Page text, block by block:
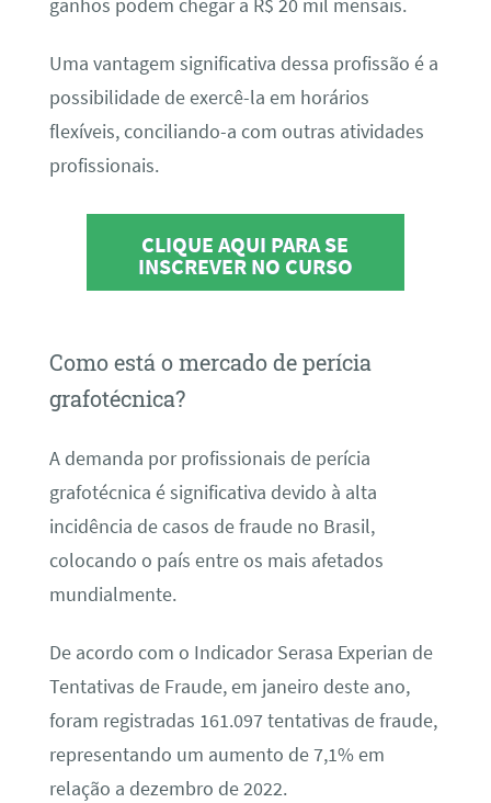
ganhos podem chegar a R$ 20 mil mensais.
Uma vantagem significativa dessa profissão é a
possibilidade de exercê-la em horários
flexíveis, conciliando-a com outras atividades
profissionais.
CLIQUE AQUI PARA SE
INSCREVER NO CURSO
Como está o mercado de perícia
grafotécnica?
A demanda por profissionais de perícia
grafotécnica é significativa devido à alta
incidência de casos de fraude no Brasil,
colocando o país entre os mais afetados
mundialmente.
De acordo com o Indicador Serasa Experian de
Tentativas de Fraude, em janeiro deste ano,
foram registradas 161.097 tentativas de fraude,
representando um aumento de 7,1% em
relação a dezembro de 2022.